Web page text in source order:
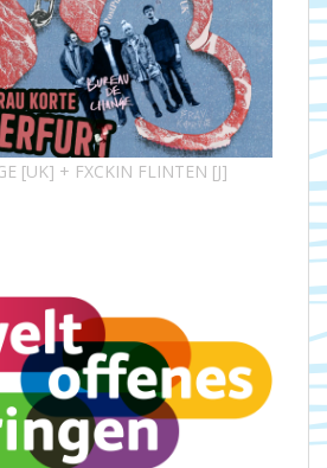
[UK] + FXCKIN FLINTEN [J]